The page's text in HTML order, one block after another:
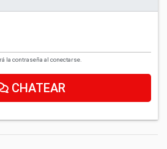
la contraseña al conectarse.
CHATEAR